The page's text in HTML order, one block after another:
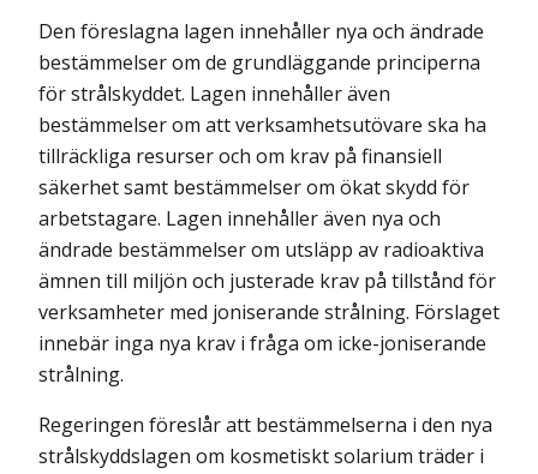
Den föreslagna lagen innehåller nya och ändrade
bestämmelser om de grundläggande principerna
för strålskyddet. Lagen innehåller även
bestämmelser om att verksamhetsutövare ska ha
tillräckliga resurser och om krav på finansiell
säkerhet samt bestämmelser om ökat skydd för
arbetstagare. Lagen innehåller även nya och
ändrade bestämmelser om utsläpp av radioaktiva
ämnen till miljön och justerade krav på tillstånd för
verksamheter med joniserande strålning. Förslaget
innebär inga nya krav i fråga om icke-joniserande
strålning.
Regeringen föreslår att bestämmelserna i den nya
strålskyddslagen om kosmetiskt solarium träder i